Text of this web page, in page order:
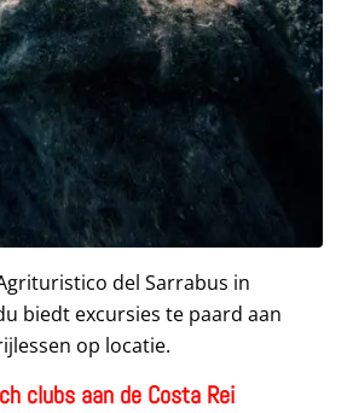
del Sarrabus in
biedt excursies te paard aan
op locatie.
clubs aan de Costa Rei